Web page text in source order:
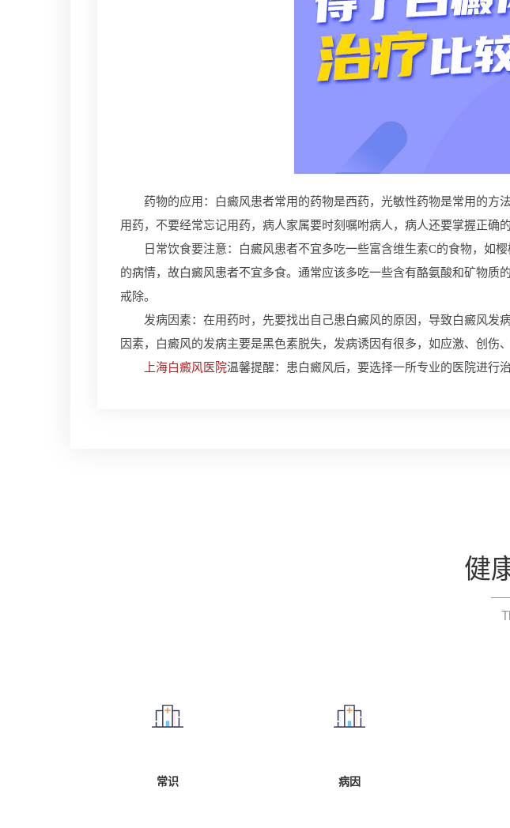
药物的应用：白癜风患者常用的药物是西药，光敏性药物是常用的方
用药，不要经常忘记用药，病人家属要时刻嘱咐病人，病人还要掌握正确的
日常饮食要注意：白癜风患者不宜多吃一些富含维生素C的食物，如樱
的病情，故白癜风患者不宜多食。通常应该多吃一些含有酪氨酸和矿物
戒除。
发病因素：在用药时，先要找出自己患白癜风的原因，导致白癜风发
因素，白癜风的发病主要是黑色素脱失，发病诱因有很多，如应激、创伤
上海白癜风医院温馨提醒：患白癜风后，要选择一所专业的医院进行
健
常识 病因